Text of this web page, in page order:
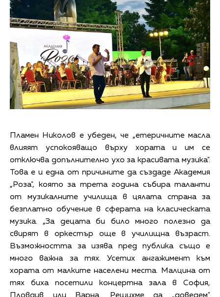
Пламен Николов е убеден, че „етеричните масла
влияят успокояващо върху хората и им се
отключва допълнително ухо за красивата музика".
Това е и една от причините да създаде Академия
„Роза", която за трета година събира таланти
от музикалните училища в цялата страна за
безплатно обучение в сферата на класическата
музика. „За децата би било много полезно да
свирят в оркестър още в училищна възраст.
Възможността за изява пред публика също е
много важна за тях. Усетих ангажимент към
хората от малките населени места. Малцина от
тях биха посетили концертна зала в София,